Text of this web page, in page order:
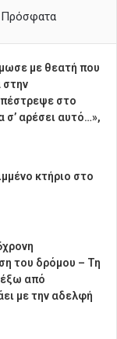
Πρόσφατα
με θεατή που
στην
στο
σ’ αρέσει αυτό…»,
κτήριο στο
του δρόμου – Τη
από
με την αδελφή